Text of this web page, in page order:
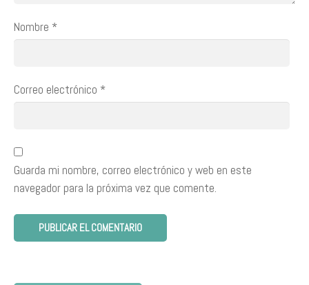
Nombre *
Correo electrónico *
Guarda mi nombre, correo electrónico y web en este
navegador para la próxima vez que comente.